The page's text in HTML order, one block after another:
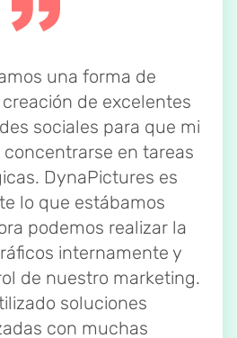
una forma de
de excelentes
sociales para que mi
en tareas
DynaPictures es
lo que estábamos
podemos realizar la
internamente y
de nuestro marketing.
soluciones
con muchas